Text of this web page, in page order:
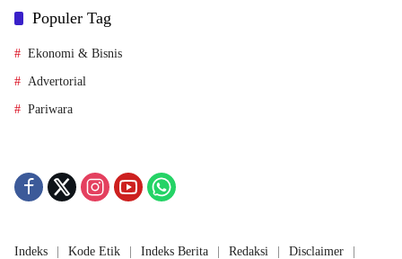
Ekonomi & Bisnis
Advertorial
Pariwara
Pedoman Media Siber